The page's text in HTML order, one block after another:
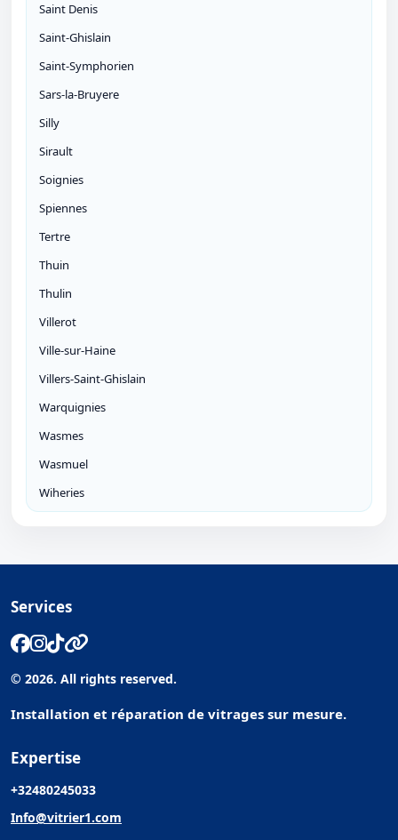
Saint Denis
Saint-Ghislain
Saint-Symphorien
Sars-la-Bruyere
Silly
Sirault
Soignies
Spiennes
Tertre
Thuin
Thulin
Villerot
Ville-sur-Haine
Villers-Saint-Ghislain
Warquignies
Wasmes
Wasmuel
Wiheries
Services
© 2026. All rights reserved.
Installation et réparation de vitrages sur mesure.
Expertise
+32480245033
Info@vitrier1.com